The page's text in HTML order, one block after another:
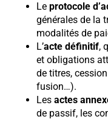
Le protocole
générales de la
modalités de
L’acte définitif,
et obligations
de titres,
fusion…).
Les actes
de passif, les